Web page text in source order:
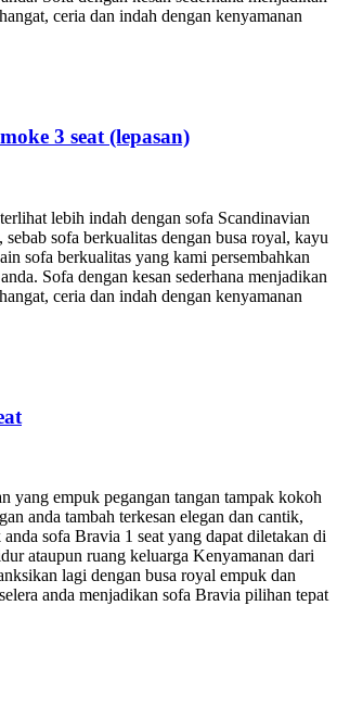
ceria dan indah dengan kenyamanan
3 seat (lepasan)
lebih indah dengan sofa Scandinavian
sofa berkualitas dengan busa royal, kayu
sofa berkualitas yang kami persembahkan
Sofa dengan kesan sederhana menjadikan
ceria dan indah dengan kenyamanan
yang empuk pegangan tangan tampak kokoh
anda tambah terkesan elegan dan cantik,
sofa Bravia 1 seat yang dapat diletakan di
ataupun ruang keluarga Kenyamanan dari
lagi dengan busa royal empuk dan
anda menjadikan sofa Bravia pilihan tepat